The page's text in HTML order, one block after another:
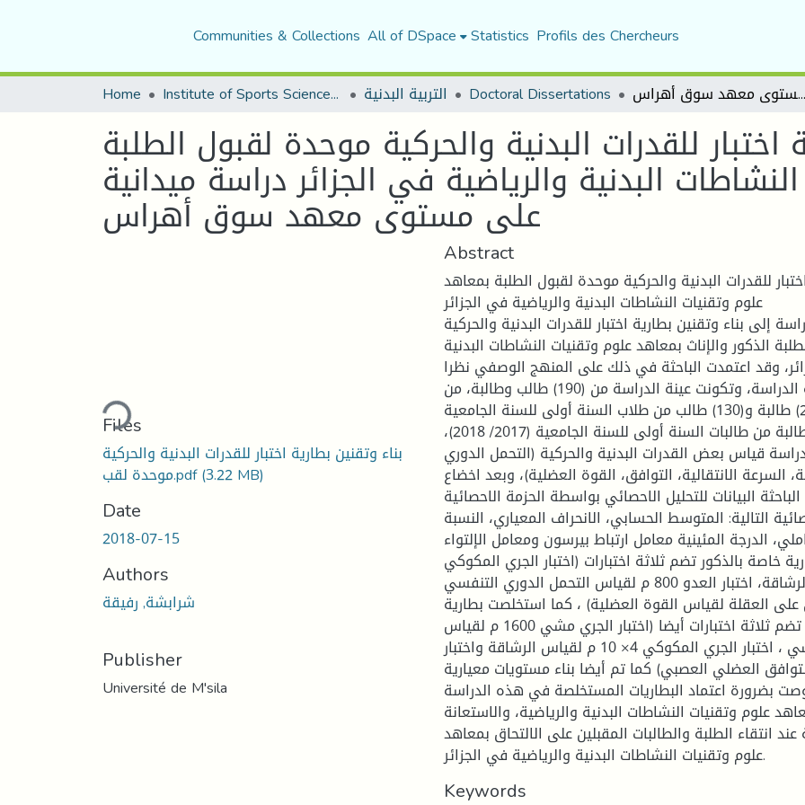
Communities & Collections All of DSpace Statistics Profils des Chercheurs
Home Institute of Sports Sciences and Techniques التربية البدنية Doctoral Dissertations بناء وتقنين بطارية اختبار للقدرات البدنية والحركية موحدة لقبول الطلبة بمعاهد علوم وتقنيات النشاطات البدنية والرياضية في الجزائر دراسة ميدانية على مستوى معهد سوق أهراس
اختبار للقدرات البدنية والحركية موحدة لقبول الطلبة
البدنية والرياضية في الجزائر دراسة ميدانية
على مستوى معهد سوق أهراس
Loading...
Files
بناء وتقنين بطارية اختبار للقدرات البدنية والحركية
موحدة لقب.pdf(3.22 MB)
Date
2018-07-15
Authors
شرابشة, رفيقة
Publisher
Université de M'sila
Abstract
للقدرات البدنية والحركية موحدة لقبول الطلبة بمعاهد
علوم وتقنيات النشاطات البدنية والرياضية في الجزائر
إلى بناء وتقنين بطارية اختبار للقدرات البدنية والحركية
الذكور والإناث بمعاهد علوم وتقنيات النشاطات البدنية
وقد اعتمدت الباحثة في ذلك على المنهج الوصفي نظرا
لملائمته لطبيعة الدراسة، وتكونت عينة الدراسة من (190) طالب وطالبة، من
بينهم (25) طالبة و(130) طالب من طلاب السنة أولى للسنة الجامعية
(2016/2017) و(35) طالبة من طالبات السنة أولى للسنة الجامعية (2017/ 2018)،
قياس بعض القدرات البدنية والحركية (التحمل الدوري
السرعة الانتقالية، التوافق، القوة العضلية)، وبعد اخضاع
الباحثة البيانات للتحليل الاحصائي بواسطة الحزمة الاحصائية spss مستخدمة
التالية: المتوسط الحسابي، الانحراف المعياري، النسبة
الدرجة المئينية معامل ارتباط بيرسون ومعامل الإلتواء
خاصة بالذكور تضم ثلاثة اختبارات (اختبار الجري المكوكي
(4×10 م) لقياس الرشاقة، اختبار العدو 800 م لقياس التحمل الدوري التنفسي
على العقلة لقياس القوة العضلية) ، كما استخلصت بطارية
اختبار خاصة بالإناث تضم ثلاثة اختبارات أيضا (اختبار الجري مشي 1600 م لقياس
التحمل الدوري التنفسي ، اختبار الجري المكوكي 4× 10 م لقياس الرشاقة واختبار
العضلي العصبي) كما تم أيضا بناء مستويات معيارية
بضرورة اعتماد البطاريات المستخلصة في هذه الدراسة
علوم وتقنيات النشاطات البدنية والرياضية، والاستعانة
عند انتقاء الطلبة والطالبات المقبلين على الالتحاق بمعاهد
علوم وتقنيات النشاطات البدنية والرياضية في الجزائر.
Keywords